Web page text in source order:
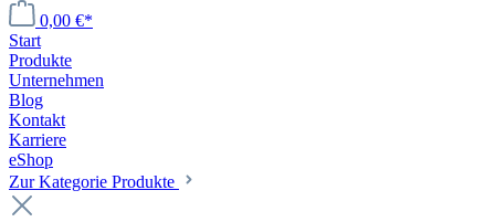
0,00 €*
Start
Produkte
Unternehmen
Blog
Kontakt
Karriere
eShop
Zur Kategorie Produkte